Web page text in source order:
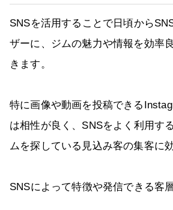
SNSを活用することで日頃から
ザーに、ジムの魅力や情報を効率
きます。
特に画像や動画を投稿できる
は相性が良く、SNSをよく利用す
ムを探している見込み客の集客に
SNSによって特徴や発信できる客